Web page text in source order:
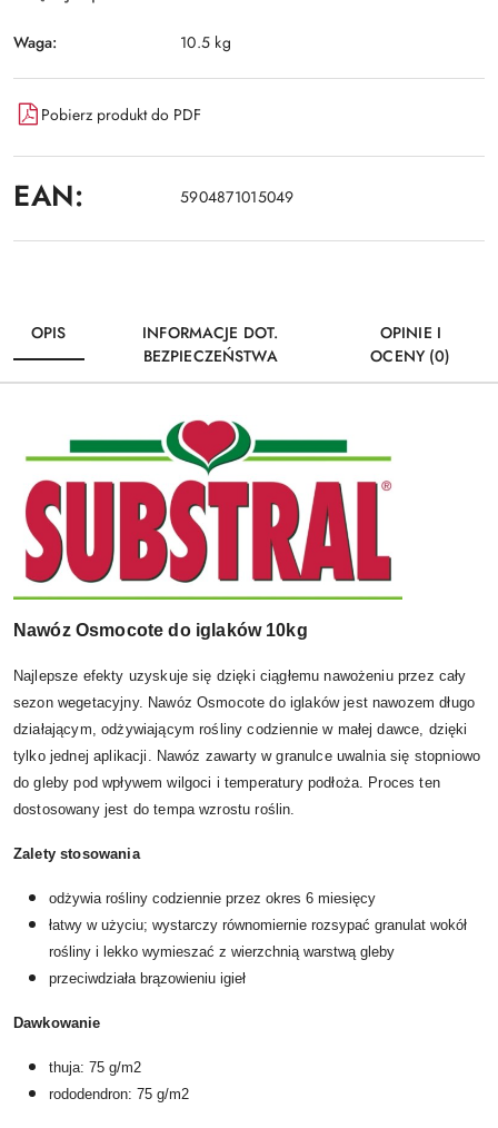
Waga: 10.5 kg
Pobierz produkt do PDF
EAN: 5904871015049
OPIS
INFORMACJE DOT.
BEZPIECZEŃSTWA
OPINIE I
OCENY (0)
Nawóz Osmocote do iglaków 10kg
Najlepsze efekty uzyskuje się dzięki ciągłemu nawożeniu przez cały
sezon wegetacyjny. Nawóz Osmocote do iglaków jest nawozem długo
działającym, odżywiającym rośliny codziennie w małej dawce, dzięki
tylko jednej aplikacji. Nawóz zawarty w granulce uwalnia się stopniowo
do gleby pod wpływem wilgoci i temperatury podłoża. Proces ten
dostosowany jest do tempa wzrostu roślin.
Zalety stosowania
odżywia rośliny codziennie przez okres 6 miesięcy
łatwy w użyciu; wystarczy równomiernie rozsypać granulat wokół
rośliny i lekko wymieszać z wierzchnią warstwą gleby
przeciwdziała brązowieniu igieł
Dawkowanie
thuja: 75 g/m2
rododendron: 75 g/m2